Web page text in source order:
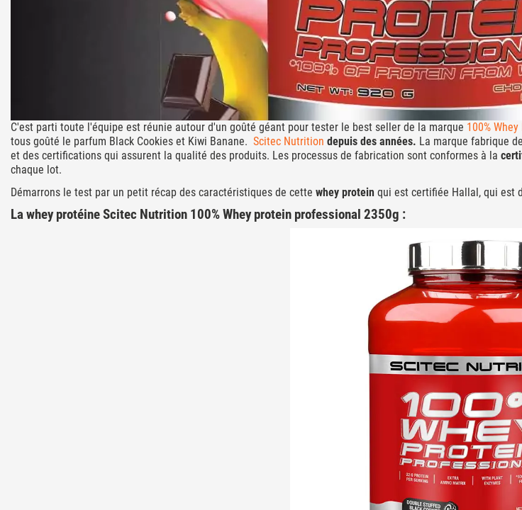
C'est parti toute l'équipe est réunie autour d'un goûté géant pour tester le best seller de la marque 100%
tous goûté le parfum Black Cookies et Kiwi Banane. Scitec Nutrition depuis des années. La marque fabrique
et des certifications qui assurent la qualité des produits. Les processus de fabrication sont conformes à la
chaque lot.
Démarrons le test par un petit récap des caractéristiques de cette whey protein qui est certifiée Hallal, qui est
La whey protéine Scitec Nutrition 100% Whey protein professional 2350g :